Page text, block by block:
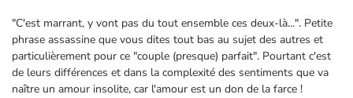
"C'est marrant, y vont pas du tout ensemble ces deux-là...". Petite
phrase assassine que vous dites tout bas au sujet des autres et
particulièrement pour ce "couple (presque) parfait". Pourtant c'est
de leurs différences et dans la complexité des sentiments que va
naître un amour insolite, car l'amour est un don de la farce !